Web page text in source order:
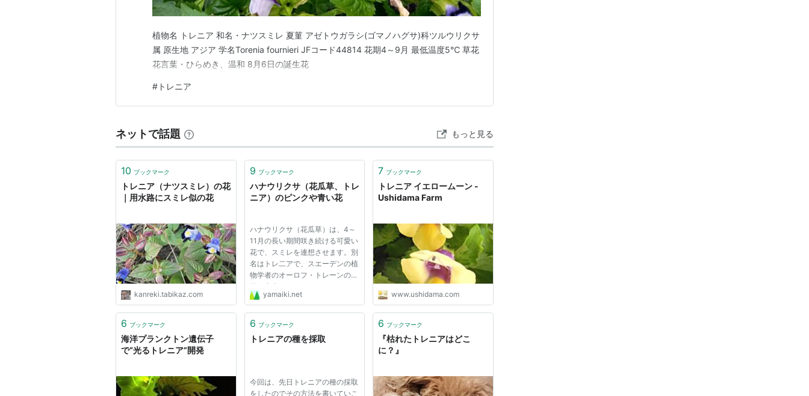
植物名 トレニア 和名・ナツスミレ 夏菫 アゼトウガラシ(ゴマノハグサ)科ツルウリクサ
属 原生地 アジア 学名Torenia fournieri JFコード44814 花期4～9月 最低温度5℃ 草花
花言葉・ひらめき、温和 8月6日の誕生花
# トレニア
ネットで話題 もっと見る
10 ブックマーク
トレニア（ナツスミレ）の花
｜用水路にスミレ似の花
kanreki.tabikaz.com
9 ブックマーク
ハナウリクサ（花瓜草、トレ
ニア）のピンクや青い花
ハナウリクサ（花瓜草）は、4～
11月の長い期間咲き続ける可愛い
花で、スミレを連想させます。別
名はトレ二アで、スエーデンの植
物学者のオーロフ・トレーンの名
前に由来します。アジア、アフリ
カ原産の一年草～多年草で、たく
戚のおばさんのお宅の庭で、たく
yamaiki.net
7 ブックマーク
トレニア イエロームーン -
Ushidama Farm
www.ushidama.com
6 ブックマーク
海洋プランクトン遺伝子
で“光るトレニア”開発
6 ブックマーク
トレニアの種を採取
今回は、先日トレニアの種の採取
をしたのでその方法を書いていこ
6 ブックマーク
『枯れたトレニアはどこ
に？』